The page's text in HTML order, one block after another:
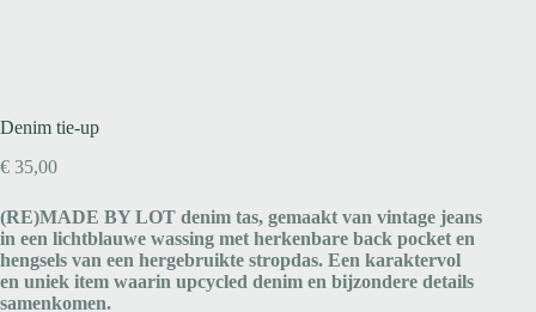
Denim tie-up
€ 35,00
(RE)MADE BY LOT denim tas, gemaakt van vintage jeans
in een lichtblauwe wassing met herkenbare back pocket en
hengsels van een hergebruikte stropdas. Een karaktervol
en uniek item waarin upcycled denim en bijzondere details
samenkomen.